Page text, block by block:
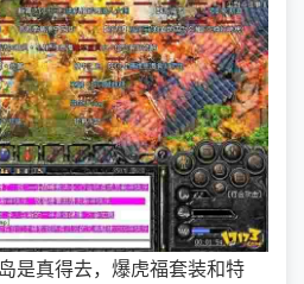
是真得去，爆虎福套装和特